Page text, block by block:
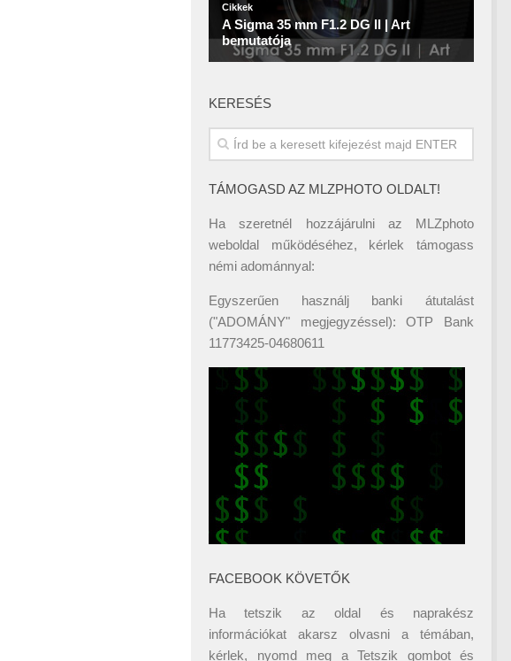
KERESÉS
TÁMOGASD AZ MLZPHOTO OLDALT!
Ha szeretnél hozzájárulni az MLZphoto
weboldal működéséhez, kérlek támogass
némi adománnyal:
Egyszerűen használj banki átutalást
("ADOMÁNY" megjegyzéssel): OTP Bank
11773425-04680611
FACEBOOK KÖVETŐK
Ha tetszik az oldal és naprakész
információkat akarsz olvasni a témában,
kérlek, nyomd meg a Tetszik gombot és